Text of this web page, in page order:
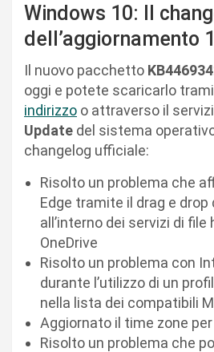
Windows 10: Il
dell’aggiornamento
Il nuovo pacchetto
oggi e potete scaricarlo
indirizzo o attraverso il
Update del sistema
changelog ufficiale:
Risolto un problema che
Edge tramite il drag e drop
all’interno dei servizi di
OneDrive
Risolto un problema con
durante l’utilizzo di un
nella lista dei compatibili
Aggiornato il time zone
Risolto un problema che